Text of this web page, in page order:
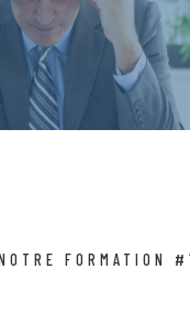
FORMATION